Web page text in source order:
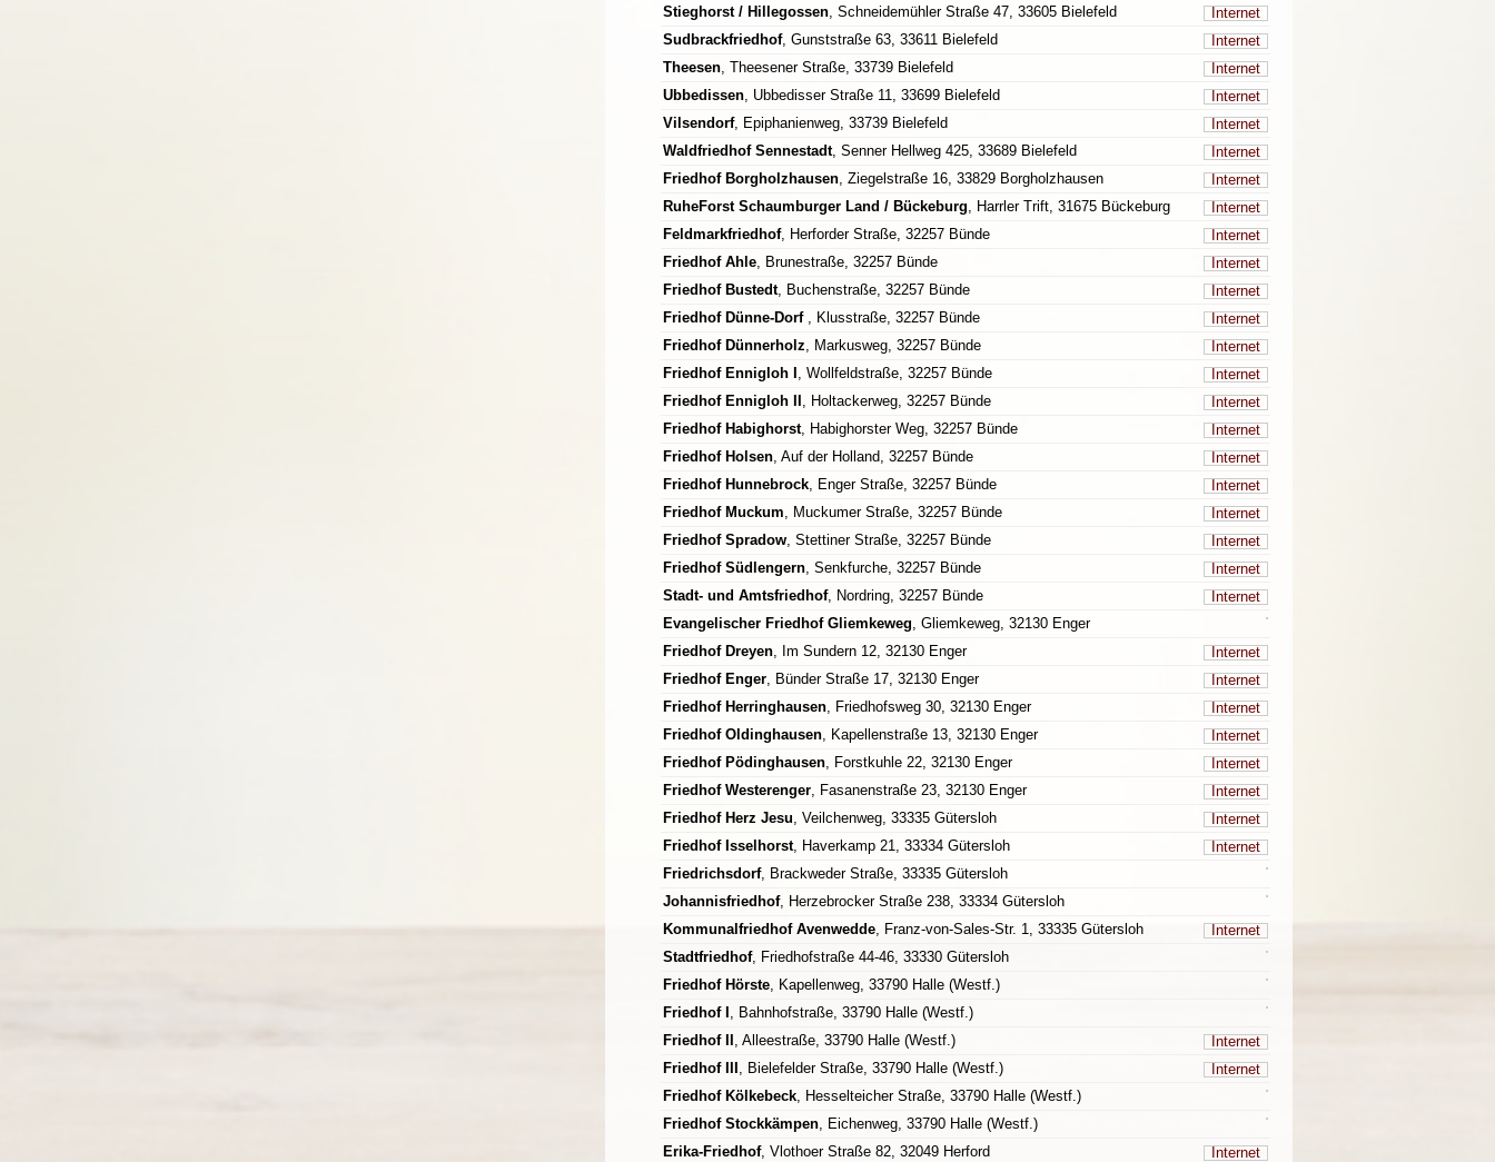
Stieghorst / Hillegossen, Schneidemühler Straße 47, 33605 Bielefeld
Internet
Sudbrackfriedhof, Gunststraße 63, 33611 Bielefeld
Internet
Theesen, Theesener Straße, 33739 Bielefeld
Internet
Ubbedissen, Ubbedisser Straße 11, 33699 Bielefeld
Internet
Vilsendorf, Epiphanienweg, 33739 Bielefeld
Internet
Waldfriedhof Sennestadt, Senner Hellweg 425, 33689 Bielefeld
Internet
Friedhof Borgholzhausen, Ziegelstraße 16, 33829 Borgholzhausen
Internet
RuheForst Schaumburger Land / Bückeburg, Harrler Trift, 31675 Bückeburg
Internet
Feldmarkfriedhof, Herforder Straße, 32257 Bünde
Internet
Friedhof Ahle, Brunestraße, 32257 Bünde
Internet
Friedhof Bustedt, Buchenstraße, 32257 Bünde
Internet
Friedhof Dünne-Dorf , Klusstraße, 32257 Bünde
Internet
Friedhof Dünnerholz, Markusweg, 32257 Bünde
Internet
Friedhof Ennigloh I , Wollfeldstraße, 32257 Bünde
Internet
Friedhof Ennigloh II , Holtackerweg, 32257 Bünde
Internet
Friedhof Habighorst, Habighorster Weg, 32257 Bünde
Internet
Friedhof Holsen, Auf der Holland, 32257 Bünde
Internet
Friedhof Hunnebrock, Enger Straße, 32257 Bünde
Internet
Friedhof Muckum, Muckumer Straße, 32257 Bünde
Internet
Friedhof Spradow, Stettiner Straße, 32257 Bünde
Internet
Friedhof Südlengern, Senkfurche, 32257 Bünde
Internet
Stadt- und Amtsfriedhof, Nordring, 32257 Bünde
Internet
Evangelischer Friedhof Gliemkeweg, Gliemkeweg, 32130 Enger
Friedhof Dreyen, Im Sundern 12, 32130 Enger
Internet
Friedhof Enger, Bünder Straße 17, 32130 Enger
Internet
Friedhof Herringhausen, Friedhofsweg 30, 32130 Enger
Internet
Friedhof Oldinghausen, Kapellenstraße 13, 32130 Enger
Internet
Friedhof Pödinghausen, Forstkuhle 22, 32130 Enger
Internet
Friedhof Westerenger, Fasanenstraße 23, 32130 Enger
Internet
Friedhof Herz Jesu, Veilchenweg, 33335 Gütersloh
Internet
Friedhof Isselhorst, Haverkamp 21, 33334 Gütersloh
Internet
Friedrichsdorf, Brackweder Straße, 33335 Gütersloh
Johannisfriedhof, Herzebrocker Straße 238, 33334 Gütersloh
Kommunalfriedhof Avenwedde, Franz-von-Sales-Str. 1, 33335 Gütersloh
Internet
Stadtfriedhof, Friedhofstraße 44-46, 33330 Gütersloh
Friedhof Hörste, Kapellenweg, 33790 Halle (Westf.)
Friedhof I , Bahnhofstraße, 33790 Halle (Westf.)
Friedhof II , Alleestraße, 33790 Halle (Westf.)
Internet
Friedhof III , Bielefelder Straße, 33790 Halle (Westf.)
Internet
Friedhof Kölkebeck, Hesselteicher Straße, 33790 Halle (Westf.)
Friedhof Stockkämpen, Eichenweg, 33790 Halle (Westf.)
Erika-Friedhof, Vlothoer Straße 82, 32049 Herford
Internet